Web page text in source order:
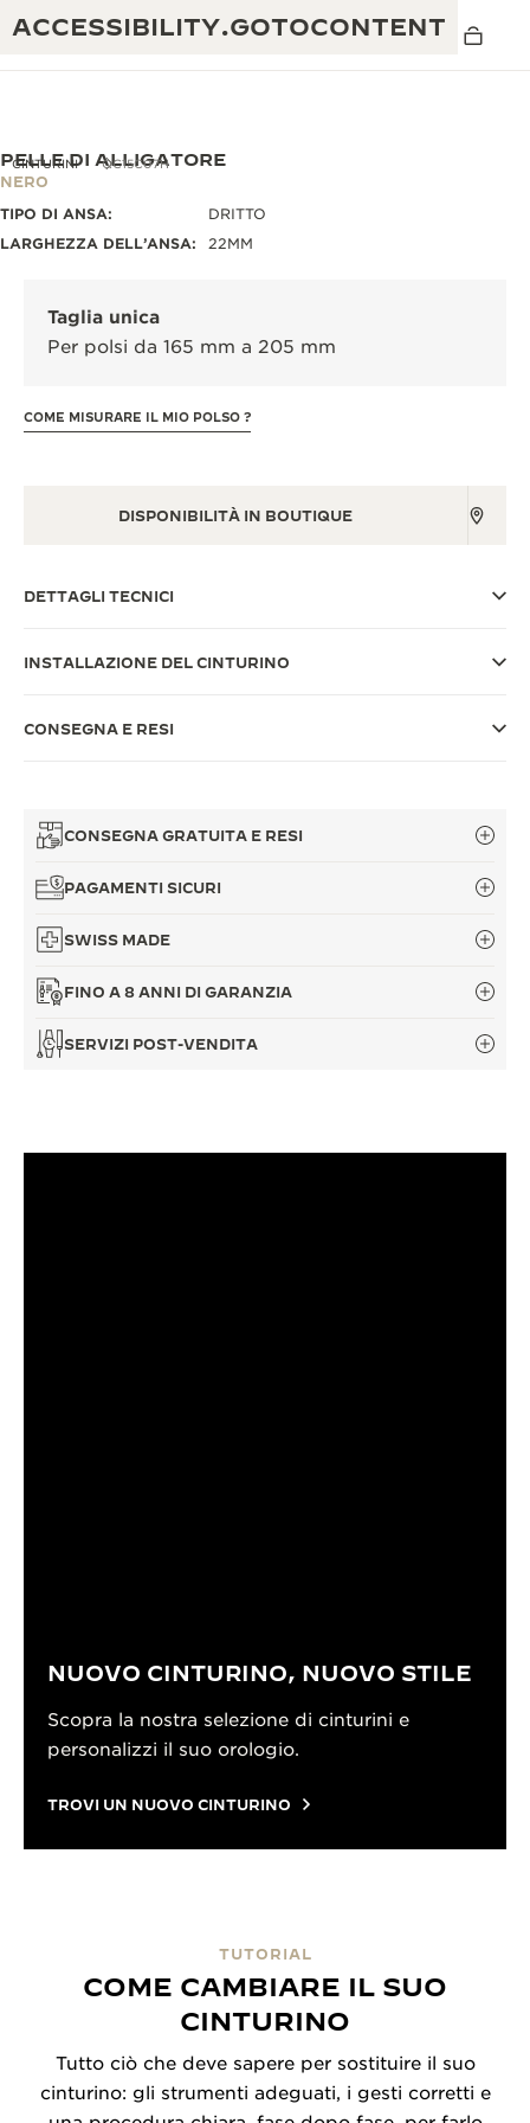
ACCESSIBILITY.GOTOCONTENT
GARANZIA JAEGER-LECOULTRE
GARANZIA ATMOS
TIMEKEEPER”
REVERSO STORIES
THE PRECISION PIONEER
ECCELLENZA: OLTRE 190 ANNI DI TRADIZIONE
INGEGNO: OLTRE 1.400 CALIBRI
CINTURINI QC15C07H
PELLE DI ALLIGATORE
NERO
TIPO DI ANSA:
DRITTO
LARGHEZZA DELL’ANSA:
22MM
Taglia unica
Per polsi da 165 mm a 205 mm
COME MISURARE IL MIO POLSO ?
DISPONIBILITÀ IN BOUTIQUE
DETTAGLI TECNICI
INSTALLAZIONE DEL CINTURINO
CONSEGNA E RESI
CONSEGNA GRATUITA E RESI
PAGAMENTI SICURI
SWISS MADE
FINO A 8 ANNI DI GARANZIA
SERVIZI POST-VENDITA
NUOVO CINTURINO, NUOVO STILE
Scopra la nostra selezione di cinturini e
personalizzi il suo orologio.
TROVI UN NUOVO CINTURINO
TUTORIAL
COME CAMBIARE IL SUO
CINTURINO
Tutto ciò che deve sapere per sostituire il suo
cinturino: gli strumenti adeguati, i gesti corretti e